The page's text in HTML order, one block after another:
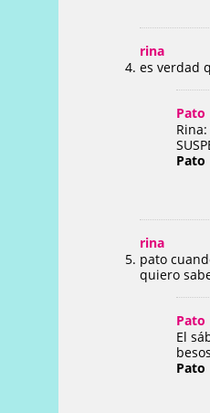
rina
es verdad
Pato
Pato
rina
pato
quiero
Pato
El
besos
Pato